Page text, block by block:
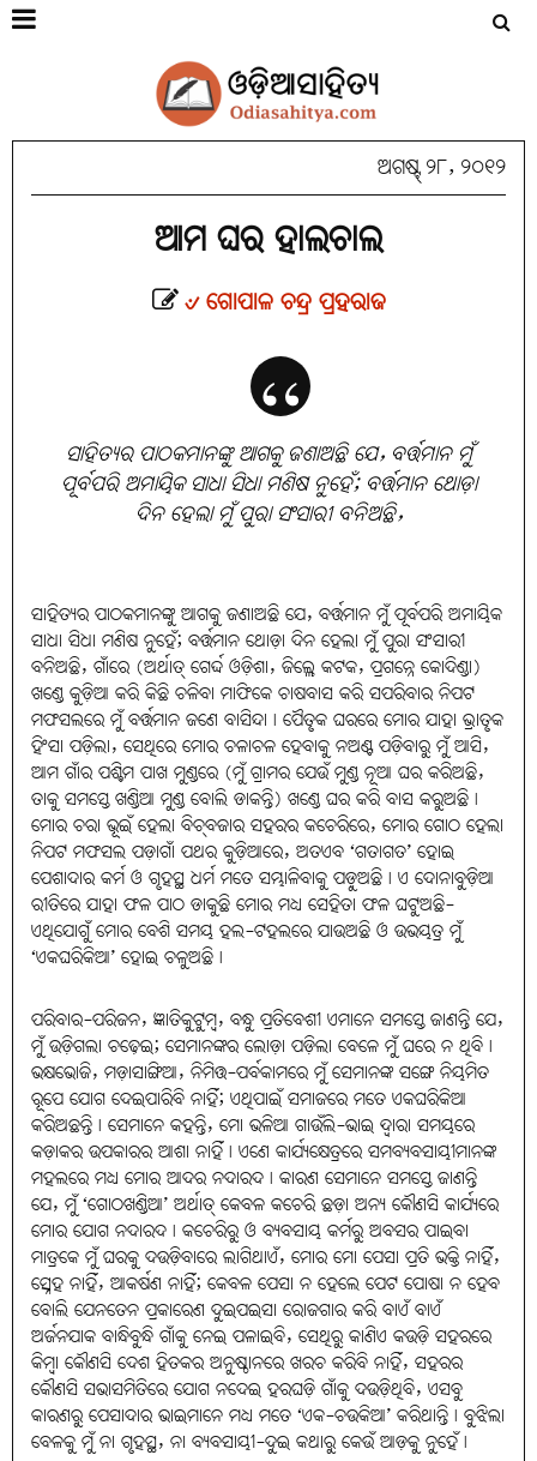
ଅଗଷ୍ଟ୍ ୨୮, ୨୦୧୨
ଆମ ଘର ହାଲଚାଲ
୰ ଗୋପାଳ ଚନ୍ଦ୍ର ପ୍ରହରାଜ
ସାହିତ୍ୟର ପାଠକମାନଙ୍କୁ ଆଗକୁ ଜଣାଅଛି ଯେ, ବର୍ତ୍ତମାନ ମୁଁ
ପୂର୍ବପରି ଅମାୟିକ ସାଧା ସିଧା ମଣିଷ ନୁହେଁ; ବର୍ତ୍ତମାନ ଥୋଡ଼ା
ଦିନ ହେଲା ମୁଁ ପୁରା ସଂସାରୀ ବନିଅଛି,
ସାହିତ୍ୟର ପାଠକମାନଙ୍କୁ ଆଗକୁ ଜଣାଅଛି ଯେ, ବର୍ତ୍ତମାନ ମୁଁ ପୂର୍ବପରି ଅମାୟିକ
ସାଧା ସିଧା ମଣିଷ ନୁହେଁ; ବର୍ତ୍ତମାନ ଥୋଡ଼ା ଦିନ ହେଲା ମୁଁ ପୁରା ସଂସାରୀ
ବନିଅଛି, ଗାଁରେ (ଅର୍ଥାତ୍‌ ଗେର୍ଦ୍ଦ ଓଡ଼ିଶା, ଜିଲ୍ଲେ କଟକ, ପ୍ରଗନ୍ନେ କୋଦିଣ୍ଡା)
ଖଣ୍ଡେ କୁଡ଼ିଆ କରି କିଛି ଚଳିବା ମାଫିକେ ଚାଷବାସ କରି ସପରିବାର ନିପଟ
ମଫସଲରେ ମୁଁ ବର୍ତ୍ତମାନ ଜଣେ ବାସିନ୍ଦା। ପୈତୃକ ଘରରେ ମୋର ଯାହା ଭ୍ରାତୃକ
ହିଂସା ପଡ଼ିଲା, ସେଥିରେ ମୋର ଚଳାଚଳ ହେବାକୁ ନଅଣ୍ଟ ପଡ଼ିବାରୁ ମୁଁ ଆସି,
ଆମ ଗାଁର ପଶ୍ଚିମ ପାଖ ମୁଣ୍ଡରେ (ମୁଁ ଗ୍ରାମର ଯେଉଁ ମୁଣ୍ଡ ନୂଆ ଘର କରିଅଛି,
ତାକୁ ସମସ୍ତେ ଖଣ୍ଡିଆ ମୁଣ୍ଡ ବୋଲି ଡାକନ୍ତି) ଖଣ୍ଡେ ଘର କରି ବାସ କରୁଅଛି।
ମୋର ଚରା ଭୂଇଁ ହେଲା ବିଚ୍‌ବଜାର ସହରର କଚେରିରେ, ମୋର ଗୋଠ ହେଲା
ନିପଟ ମଫସଲ ପଡ଼ାଗାଁ ପଥର କୁଡ଼ିଆରେ, ଅତଏବ ‘ଗତାଗତ’ ହୋଇ
ପେଶାଦାର କର୍ମ ଓ ଗୃହସ୍ଥ ଧର୍ମ ମତେ ସମ୍ଭାଳିବାକୁ ପଡ଼ୁଅଛି। ଏ ଦୋନାବୁଡ଼ିଆ
ରୀତିରେ ଯାହା ଫଳ ପାଠ ଡାକୁଛି ମୋର ମଧ୍ୟ ସେହିତା ଫଳ ଘଟୁଅଛି-
ଏଥିଯୋଗୁଁ ମୋର ବେଶି ସମୟ ହଲ-ଟହଲରେ ଯାଉଅଛି ଓ ଉଭୟତ୍ର ମୁଁ
‘ଏକଘରିକିଆ’ ହୋଇ ଚଳୁଅଛି।
ପରିବାର-ପରିଜନ, ଜ୍ଞାତିକୁଟୁମ୍ବ, ବନ୍ଧୁ ପ୍ରତିବେଶୀ ଏମାନେ ସମସ୍ତେ ଜାଣନ୍ତି ଯେ,
ମୁଁ ଉଡ଼ିଗଲା ଚଢ଼େଇ; ସେମାନଙ୍କର ଲୋଡ଼ା ପଡ଼ିଲା ବେଳେ ମୁଁ ଘରେ ନ ଥିବି।
ଭକ୍ଷଭୋଜି, ମଡ଼ାସାଙ୍ଗିଆ, ନିମିତ୍ତ-ପର୍ବକାମରେ ମୁଁ ସେମାନଙ୍କ ସଙ୍ଗେ ନିୟମିତ
ରୂପେ ଯୋଗ ଦେଇପାରିବି ନାହିଁ; ଏଥିପାଇଁ ସମାଜରେ ମତେ ଏକଘରିକିଆ
କରିଅଛନ୍ତି। ସେମାନେ କହନ୍ତି, ମୋ ଭଳିଆ ଗାଉଁଲି-ଭାଇ ଦ୍ୱାରା ସମୟରେ
କଡ଼ାକର ଉପକାରର ଆଶା ନାହିଁ। ଏଣେ କାର୍ଯ୍ୟକ୍ଷେତ୍ରରେ ସମବ୍ୟବସାୟୀମାନଙ୍କ
ମହଲରେ ମଧ୍ୟ ମୋର ଆଦର ନଦାରଦ। କାରଣ ସେମାନେ ସମସ୍ତେ ଜାଣନ୍ତି
ଯେ, ମୁଁ ‘ଗୋଠଖଣ୍ଡିଆ’ ଅର୍ଥାତ୍‌ କେବଳ କଚେରି ଛଡ଼ା ଅନ୍ୟ କୌଣସି କାର୍ଯ୍ୟରେ
ମୋର ଯୋଗ ନଦାରଦ। କଚେରିରୁ ଓ ବ୍ୟବସାୟ କର୍ମରୁ ଅବସର ପାଇବା
ମାତ୍ରକେ ମୁଁ ଘରକୁ ଦଉଡ଼ିବାରେ ଲାଗିଥାଏଁ, ମୋର ମୋ ପେସା ପ୍ରତି ଭକ୍ତି ନାହିଁ,
ସ୍ନେହ ନାହିଁ, ଆକର୍ଷଣ ନାହିଁ; କେବଳ ପେସା ନ ହେଲେ ପେଟ ପୋଷା ନ ହେବ
ବୋଲି ଯେନତେନ ପ୍ରକାରେଣ ଦୁଇପଇସା ରୋଜଗାର କରି ବାଏଁ ବାଏଁ
ଅର୍ଜନଯାକ ବାନ୍ଧିବୁନ୍ଧି ଗାଁକୁ ନେଇ ପଳାଇବି, ସେଥିରୁ କାଣିଏ କଉଡ଼ି ସହରରେ
କିମ୍ବା କୌଣସି ଦେଶ ହିତକର ଅନୁଷ୍ଠାନରେ ଖରଚ କରିବି ନାହିଁ, ସହରର
କୌଣସି ସଭାସମିତିରେ ଯୋଗ ନଦେଇ ହରଘଡ଼ି ଗାଁକୁ ଦଉଡ଼ିଥିବି, ଏସବୁ
କାରଣରୁ ପେସାଦାର ଭାଇମାନେ ମଧ୍ୟ ମତେ ‘ଏକ-ଚଉକିଆ’ କରିଥାନ୍ତି। ବୁଝିଲା
ବେଳକୁ ମୁଁ ନା ଗୃହସ୍ଥ, ନା ବ୍ୟବସାୟୀ-ଦୁଇ କଥାରୁ କେଉଁ ଆଡ଼କୁ ନୁହେଁ।